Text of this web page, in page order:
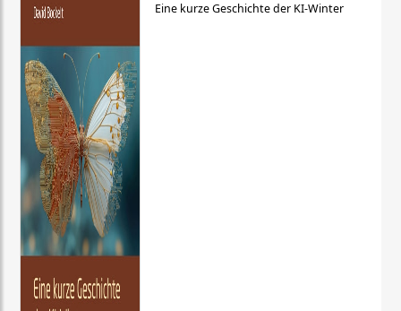
Eine kurze Geschichte der KI-Winter